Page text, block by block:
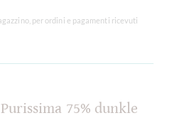
per ordini e pagamenti ricevuti
75% dunkle